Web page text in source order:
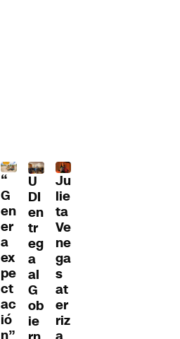
“
G
en
er
a
ex
pe
ct
ac
ió
U
DI
en
tr
eg
a
al
G
ob
ie
Ju
lie
ta
Ve
ne
ga
s
at
er
riz